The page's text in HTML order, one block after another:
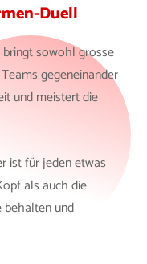
Duell
sowohl grosse
gegeneinander
und meistert die
ist für jeden etwas
als auch die
und